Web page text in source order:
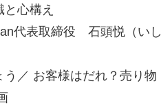
心構え
代表取締役 石頭悦（いし
／ お客様はだれ？売り物